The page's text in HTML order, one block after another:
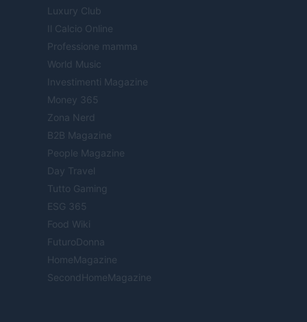
Luxury Club
Il Calcio Online
Professione mamma
World Music
Investimenti Magazine
Money 365
Zona Nerd
B2B Magazine
People Magazine
Day Travel
Tutto Gaming
ESG 365
Food Wiki
FuturoDonna
HomeMagazine
SecondHomeMagazine